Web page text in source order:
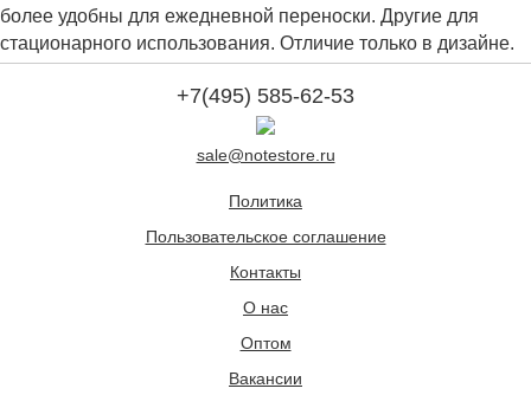
более удобны для ежедневной переноски. Другие для
стационарного использования. Отличие только в дизайне.
+7(495) 585-62-53
sale@notestore.ru
Политика
Пользовательское соглашение
Контакты
О нас
Оптом
Вакансии